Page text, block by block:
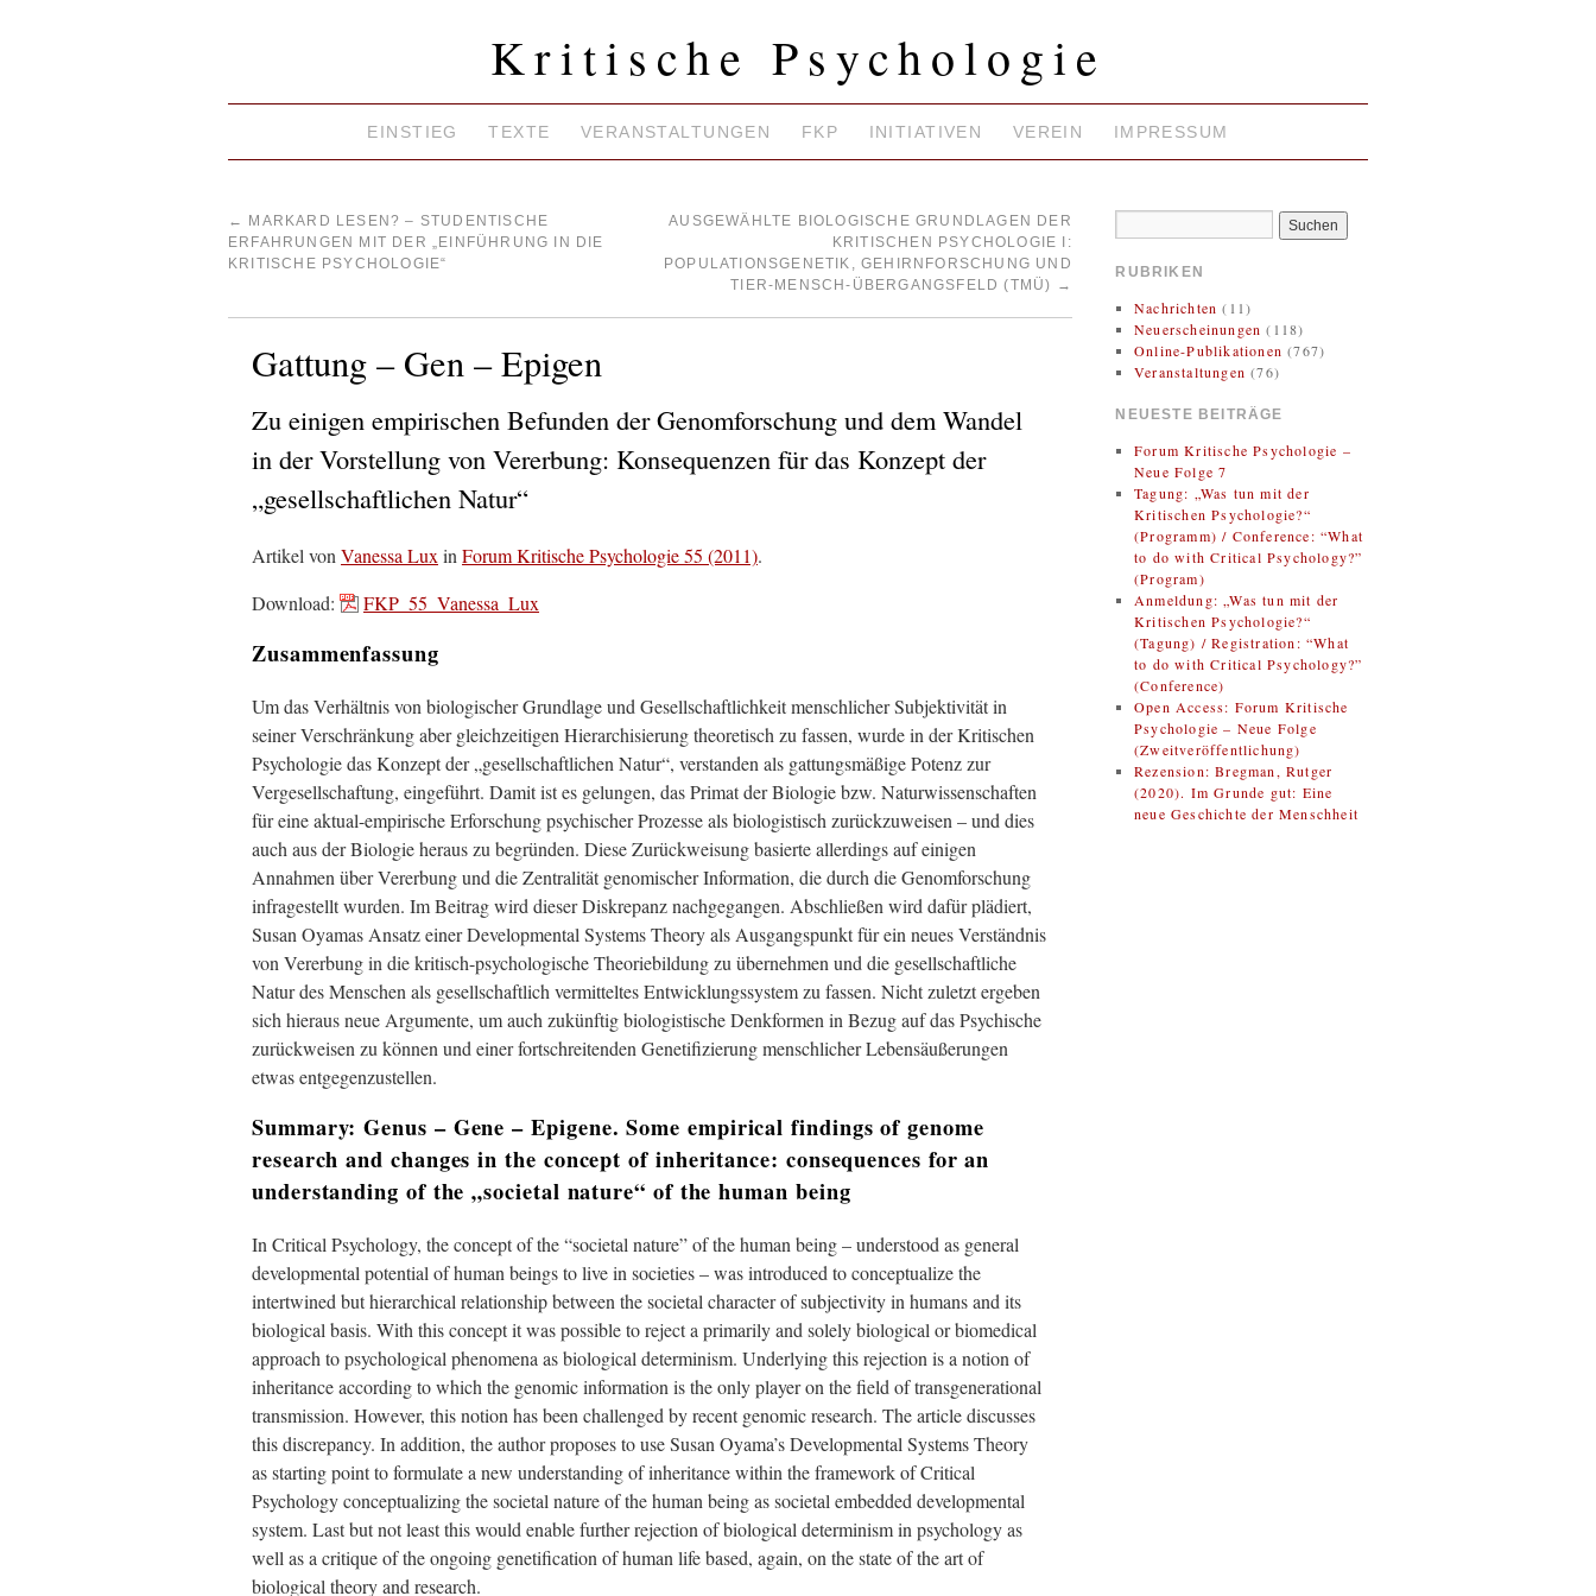
Kritische Psychologie
EINSTIEG TEXTE VERANSTALTUNGEN FKP INITIATIVEN VEREIN IMPRESSUM
←
MARKARD LESEN? – STUDENTISCHE
ERFAHRUNGEN MIT DER „EINFÜHRUNG IN DIE
KRITISCHE PSYCHOLOGIE“
AUSGEWÄHLTE BIOLOGISCHE GRUNDLAGEN DER
KRITISCHEN PSYCHOLOGIE I:
POPULATIONSGENETIK, GEHIRNFORSCHUNG UND
TIER-MENSCH-ÜBERGANGSFELD (TMÜ) →
Gattung – Gen – Epigen
Zu einigen empirischen Befunden der Genomforschung und dem Wandel
in der Vorstellung von Vererbung: Konsequenzen für das Konzept der
„gesellschaftlichen Natur“
Artikel von Vanessa Lux in Forum Kritische Psychologie 55 (2011).
Download:
FKP_55_Vanessa_Lux
Zusammenfassung
Um das Verhältnis von biologischer Grundlage und Gesellschaftlichkeit menschlicher Subjektivität in
seiner Verschränkung aber gleichzeitigen Hierarchisierung theoretisch zu fassen, wurde in der Kritischen
Psychologie das Konzept der „gesellschaftlichen Natur“, verstanden als gattungsmäßige Potenz zur
Vergesellschaftung, eingeführt. Damit ist es gelungen, das Primat der Biologie bzw. Naturwissenschaften
für eine aktual-empirische Erforschung psychischer Prozesse als biologistisch zurückzuweisen – und dies
auch aus der Biologie heraus zu begründen. Diese Zurückweisung basierte allerdings auf einigen
Annahmen über Vererbung und die Zentralität genomischer Information, die durch die Genomforschung
infragestellt wurden. Im Beitrag wird dieser Diskrepanz nachgegangen. Abschließen wird dafür plädiert,
Susan Oyamas Ansatz einer Developmental Systems Theory als Ausgangspunkt für ein neues Verständnis
von Vererbung in die kritisch-psychologische Theoriebildung zu übernehmen und die gesellschaftliche
Natur des Menschen als gesellschaftlich vermitteltes Entwicklungssystem zu fassen. Nicht zuletzt ergeben
sich hieraus neue Argumente, um auch zukünftig biologistische Denkformen in Bezug auf das Psychische
zurückweisen zu können und einer fortschreitenden Genetifizierung menschlicher Lebensäußerungen
etwas entgegenzustellen.
Summary: Genus – Gene – Epigene. Some empirical findings of genome
research and changes in the concept of inheritance: consequences for an
understanding of the „societal nature“ of the human being
In Critical Psychology, the concept of the “societal nature” of the human being – understood as general
developmental potential of human beings to live in societies – was introduced to conceptualize the
intertwined but hierarchical relationship between the societal character of subjectivity in humans and its
biological basis. With this concept it was possible to reject a primarily and solely biological or biomedical
approach to psychological phenomena as biological determinism. Underlying this rejection is a notion of
inheritance according to which the genomic information is the only player on the field of transgenerational
transmission. However, this notion has been challenged by recent genomic research. The article discusses
this discrepancy. In addition, the author proposes to use Susan Oyama’s Developmental Systems Theory
as starting point to formulate a new understanding of inheritance within the framework of Critical
Psychology conceptualizing the societal nature of the human being as societal embedded developmental
system. Last but not least this would enable further rejection of biological determinism in psychology as
well as a critique of the ongoing genetification of human life based, again, on the state of the art of
biological theory and research.
RUBRIKEN
Nachrichten (11)
Neuerscheinungen (118)
Online-Publikationen (767)
Veranstaltungen (76)
NEUESTE BEITRÄGE
Forum Kritische Psychologie –
Neue Folge 7
Tagung: „Was tun mit der
Kritischen Psychologie?“
(Programm) / Conference: “What
to do with Critical Psychology?”
(Program)
Anmeldung: „Was tun mit der
Kritischen Psychologie?“
(Tagung) / Registration: “What
to do with Critical Psychology?”
(Conference)
Open Access: Forum Kritische
Psychologie – Neue Folge
(Zweitveröffentlichung)
Rezension: Bregman, Rutger
(2020). Im Grunde gut: Eine
neue Geschichte der Menschheit